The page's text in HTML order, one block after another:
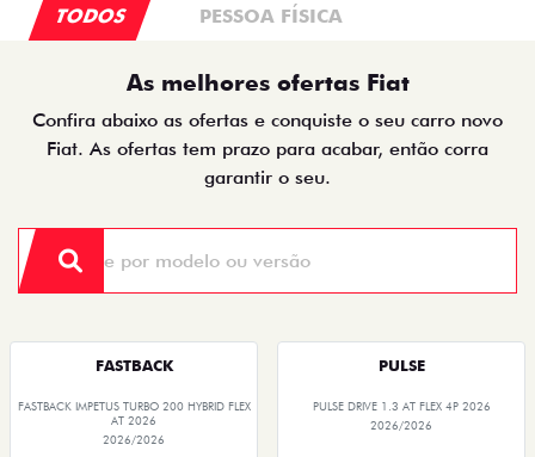
TODOS PESSOA FÍSICA
As melhores ofertas Fiat
Confira abaixo as ofertas e conquiste o seu carro novo
Fiat. As ofertas tem prazo para acabar, então corra
garantir o seu.
FASTBACK
FASTBACK IMPETUS TURBO 200 HYBRID FLEX
AT 2026
2026/2026
PULSE
PULSE DRIVE 1.3 AT FLEX 4P 2026
2026/2026